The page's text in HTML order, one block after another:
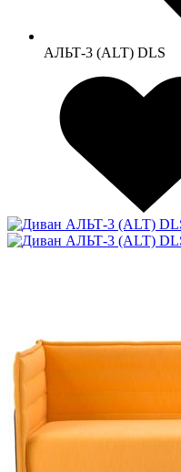
АЛЬТ-3 (ALT) DLS